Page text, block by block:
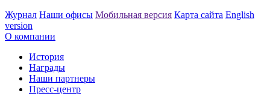
Журнал Наши офисы Мобильная версия Карта сайта English
version
О компании
История
Награды
Наши партнеры
Пресс-центр